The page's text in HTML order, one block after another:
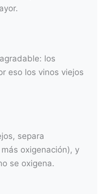
los
eso los vinos viejos
separa
oxigenación), y
se oxigena.